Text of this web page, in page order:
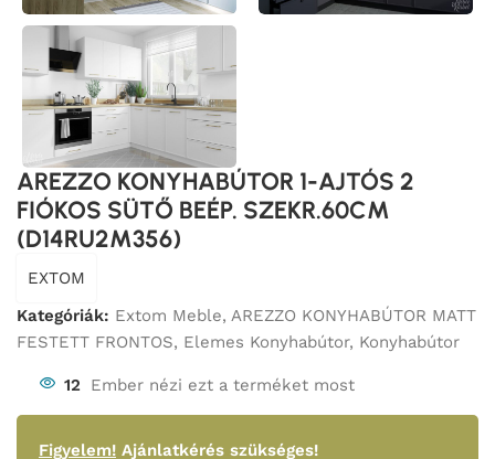
AREZZO KONYHABÚTOR 1-AJTÓS 2
FIÓKOS SÜTŐ BEÉP. SZEKR.60CM
(D14RU2M356)
EXTOM
Kategóriák: Extom Meble, AREZZO KONYHABÚTOR MATT
FESTETT FRONTOS, Elemes Konyhabútor, Konyhabútor
12 Ember nézi ezt a terméket most
Figyelem! Ajánlatkérés szükséges!